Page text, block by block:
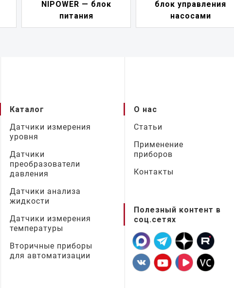
NIPOWER — блок
питания
блок управления
насосами
Каталог
Датчики измерения
уровня
Датчики
преобразователи
давления
Датчики анализа
жидкости
Датчики измерения
температуры
Вторичные приборы
для автоматизации
О нас
Статьи
Применение
приборов
Контакты
Полезный контент в
соц.сетях